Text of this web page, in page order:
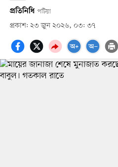
প্রতিনিধি পটিয়া
প্রকাশ: ২৩ জুন ২০২৬, ০৩: ৩৭